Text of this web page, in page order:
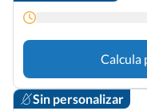
Calcula
Sin personalizar